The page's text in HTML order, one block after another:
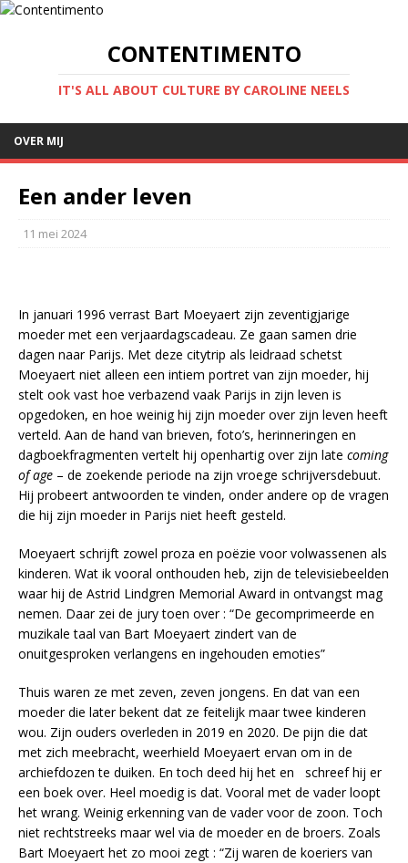
CONTENTIMENTO
IT'S ALL ABOUT CULTURE BY CAROLINE NEELS
OVER MIJ
Een ander leven
11 mei 2024
In januari 1996 verrast Bart Moeyaert zijn zeventigjarige
moeder met een verjaardagscadeau. Ze gaan samen drie
dagen naar Parijs. Met deze citytrip als leidraad schetst
Moeyaert niet alleen een intiem portret van zijn moeder, hij
stelt ook vast hoe verbazend vaak Parijs in zijn leven is
opgedoken, en hoe weinig hij zijn moeder over zijn leven heeft
verteld. Aan de hand van brieven, foto’s, herinneringen en
dagboekfragmenten vertelt hij openhartig over zijn late coming
of age – de zoekende periode na zijn vroege schrijversdebuut.
Hij probeert antwoorden te vinden, onder andere op de vragen
die hij zijn moeder in Parijs niet heeft gesteld.
Moeyaert schrijft zowel proza en poëzie voor volwassenen als
kinderen. Wat ik vooral onthouden heb, zijn de televisiebeelden
waar hij de Astrid Lindgren Memorial Award in ontvangst mag
nemen. Daar zei de jury toen over : “De gecomprimeerde en
muzikale taal van Bart Moeyaert zindert van de
onuitgesproken verlangens en ingehouden emoties”
Thuis waren ze met zeven, zeven jongens. En dat van een
moeder die later bekent dat ze feitelijk maar twee kinderen
wou. Zijn ouders overleden in 2019 en 2020. De pijn die dat
met zich meebracht, weerhield Moeyaert ervan om in de
archiefdozen te duiken. En toch deed hij het en schreef hij er
een boek over. Heel moedig is dat. Vooral met de vader loopt
het wrang. Weinig erkenning van de vader voor de zoon. Toch
niet rechtstreeks maar wel via de moeder en de broers. Zoals
Bart Moeyaert het zo mooi zegt : “Zij waren de koeriers van